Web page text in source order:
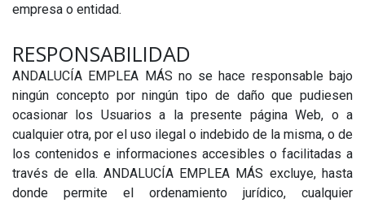
empresa o entidad.
RESPONSABILIDAD
ANDALUCÍA EMPLEA MÁS no se hace responsable bajo
ningún concepto por ningún tipo de daño que pudiesen
ocasionar los Usuarios a la presente página Web, o a
cualquier otra, por el uso ilegal o indebido de la misma, o de
los contenidos e informaciones accesibles o facilitadas a
través de ella. ANDALUCÍA EMPLEA MÁS excluye, hasta
donde permite el ordenamiento jurídico, cualquier